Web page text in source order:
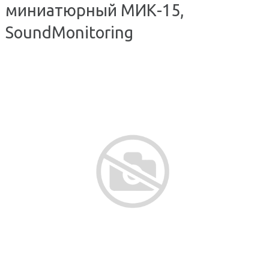
миниатюрный МИК-15,
SoundMonitoring